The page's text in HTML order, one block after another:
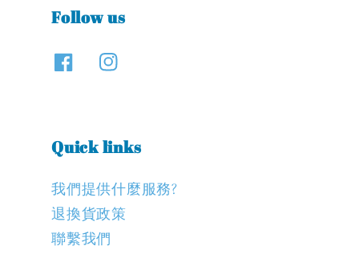
Follow us
Quick links
我們提供什麼服務?
退換貨政策
聯繫我們